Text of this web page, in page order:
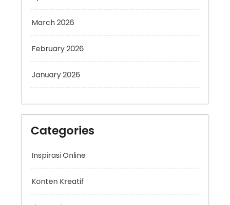
April 2026
February 2026
Categories